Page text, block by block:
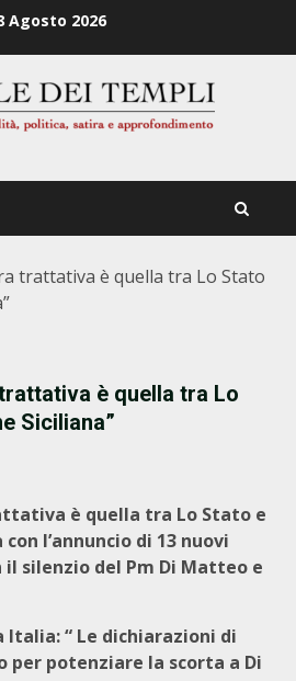
Agosto 2026
trattativa è quella tra Lo Stato
è quella tra Lo
Siciliana”
è quella tra Lo Stato e
l’annuncio di 13 nuovi
silenzio del Pm Di Matteo e
Italia: “ Le dichiarazioni di
per potenziare la scorta a Di